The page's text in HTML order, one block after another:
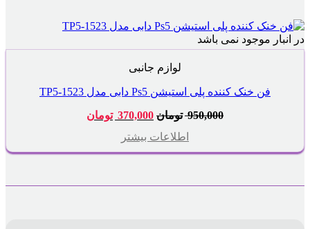
در انبار موجود نمی باشد
لوازم جانبی
فن خنک کننده پلی استیشن Ps5 دابی مدل TP5-1523
950,000 تومان قیمت
370,000 تومان
اطلاعات بیشتر